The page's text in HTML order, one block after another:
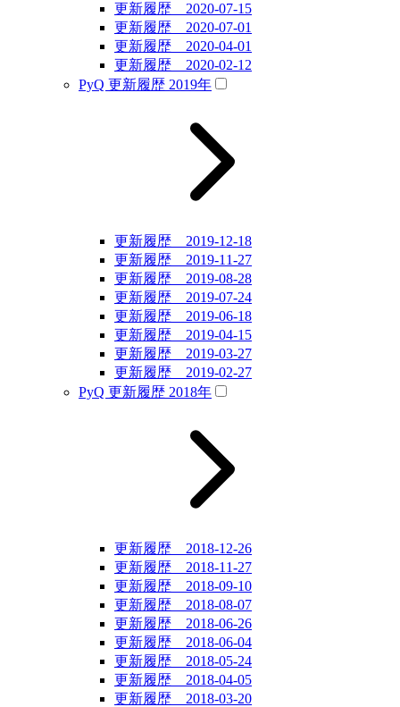
更新履歴 2020-07-15
更新履歴 2020-07-01
更新履歴 2020-04-01
更新履歴 2020-02-12
PyQ 更新履歴 2019年
更新履歴 2019-12-18
更新履歴 2019-11-27
更新履歴 2019-08-28
更新履歴 2019-07-24
更新履歴 2019-06-18
更新履歴 2019-04-15
更新履歴 2019-03-27
更新履歴 2019-02-27
PyQ 更新履歴 2018年
更新履歴 2018-12-26
更新履歴 2018-11-27
更新履歴 2018-09-10
更新履歴 2018-08-07
更新履歴 2018-06-26
更新履歴 2018-06-04
更新履歴 2018-05-24
更新履歴 2018-04-05
更新履歴 2018-03-20